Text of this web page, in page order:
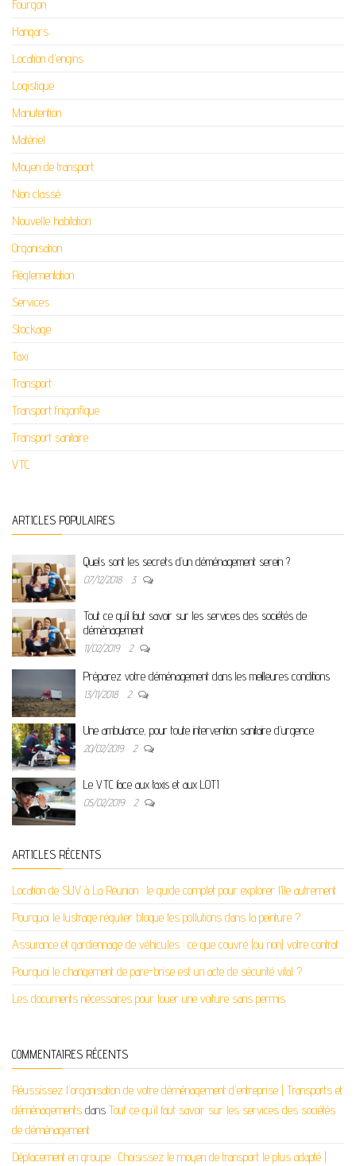
Fourgon
Hangars
Location d'engins
Logistique
Manutention
Matériel
Moyen de transport
Non classé
Nouvelle habitation
Organisation
Réglementation
Services
Stockage
Taxi
Transport
Transport frigorifique
Transport sanitaire
VTC
ARTICLES POPULAIRES
Quels sont les secrets d’un déménagement serein ?
07/12/2018 3
Tout ce qu’il faut savoir sur les services des sociétés de
déménagement
11/02/2019 2
Préparez votre déménagement dans les meilleures conditions
13/11/2018 2
Une ambulance, pour toute intervention sanitaire d’urgence
20/02/2019 2
Le VTC face aux taxis et aux LOTI
05/02/2019 2
ARTICLES RÉCENTS
Location de SUV à La Réunion : le guide complet pour explorer l’île autrement
Pourquoi le lustrage régulier bloque les pollutions dans la peinture ?
Assurance et gardiennage de véhicules : ce que couvre (ou non) votre contrat
Pourquoi le changement de pare-brise est un acte de sécurité vital ?
Les documents nécessaires pour louer une voiture sans permis
COMMENTAIRES RÉCENTS
Réussissez l'organisation de votre déménagement d'entreprise | Transports et
déménagements dans Tout ce qu’il faut savoir sur les services des sociétés
de déménagement
Déplacement en groupe : Choisissez le moyen de transport le plus adapté |